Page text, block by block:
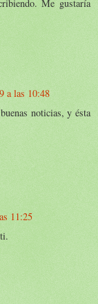
Me gustaría
a las 10:48
noticias, y ésta
11:25